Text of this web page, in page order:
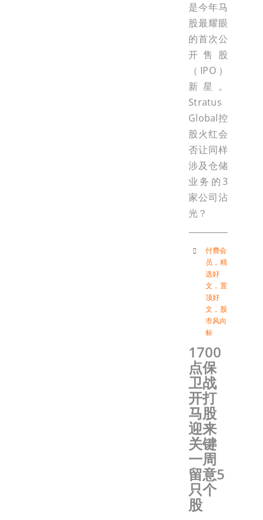
是今年马
股最耀眼
的首次公
开售股
（IPO）
新星。
Stratus
Global控
股火红会
否让同样
涉及仓储
业务的3
家公司沾
光？
付费会
员 ， 精
选好
文 ， 置
顶好
文 ， 股
市风向
标
1700
点保
卫战
开打
马股
迎来
关键
一周
留意5
只个
股